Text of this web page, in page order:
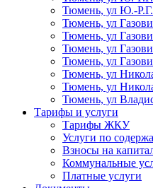
Тюмень, ул Ю.-
Тюмень, ул
Тюмень, ул
Тюмень, ул
Тюмень, ул
Тюмень, ул
Тюмень, ул
Тюмень, ул
Тарифы и услуги
Тарифы ЖКУ
Услуги по
Взносы на
Коммунальные
Платные услуги